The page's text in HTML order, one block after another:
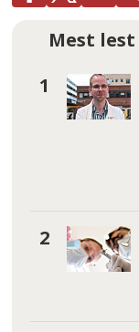
Mest lest